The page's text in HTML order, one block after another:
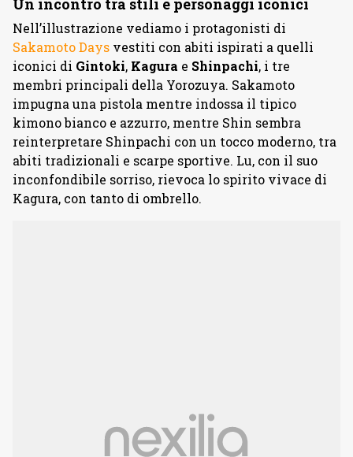
Un incontro tra stili e personaggi iconici
Nell’illustrazione vediamo i protagonisti di
Sakamoto Days vestiti con abiti ispirati a quelli
iconici di Gintoki, Kagura e Shinpachi, i tre
membri principali della Yorozuya. Sakamoto
impugna una pistola mentre indossa il tipico
kimono bianco e azzurro, mentre Shin sembra
reinterpretare Shinpachi con un tocco moderno, tra
abiti tradizionali e scarpe sportive. Lu, con il suo
inconfondibile sorriso, rievoca lo spirito vivace di
Kagura, con tanto di ombrello.